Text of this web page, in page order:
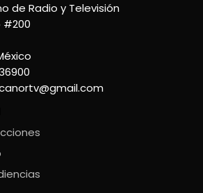
de Radio y Televisión
#200